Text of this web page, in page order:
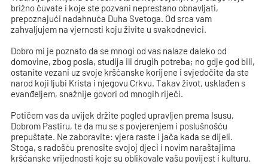
brižno čuvate i koje ste pozvani neprestano obnavljati,
prepoznajući nadahnuća Duha Svetoga. Od srca vam
zahvaljujem na vjernosti koju živite u svakodnevici.
Dobro mi je poznato da se mnogi od vas nalaze daleko od
domovine, zbog posla, studija ili drugih potreba; no gdje god bili,
ostanite vezani uz svoje kršćanske korijene i svjedočite da ste
narod koji ljubi Krista i njegovu Crkvu. Takav život, usklađen s
evanđeljem, snažnije govori od mnogih riječi.
Potičem vas da uvijek držite pogled upravljen prema Isusu,
Dobrom Pastiru, te da mu se s povjerenjem i poslušnošću
prepuštate. Ne zaboravite: vjera raste i jača kada se dijeli.
Stoga, s radošću prenosite svojoj djeci i novim naraštajima
kršćanske vrijednosti koje su oblikovale vašu povijest i kulturu.